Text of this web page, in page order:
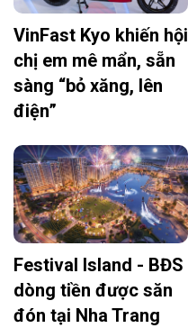
VinFast Kyo khiến hội
chị em mê mẩn, sẵn
sàng “bỏ xăng, lên
điện”
Festival Island - BĐS
dòng tiền được săn
đón tại Nha Trang